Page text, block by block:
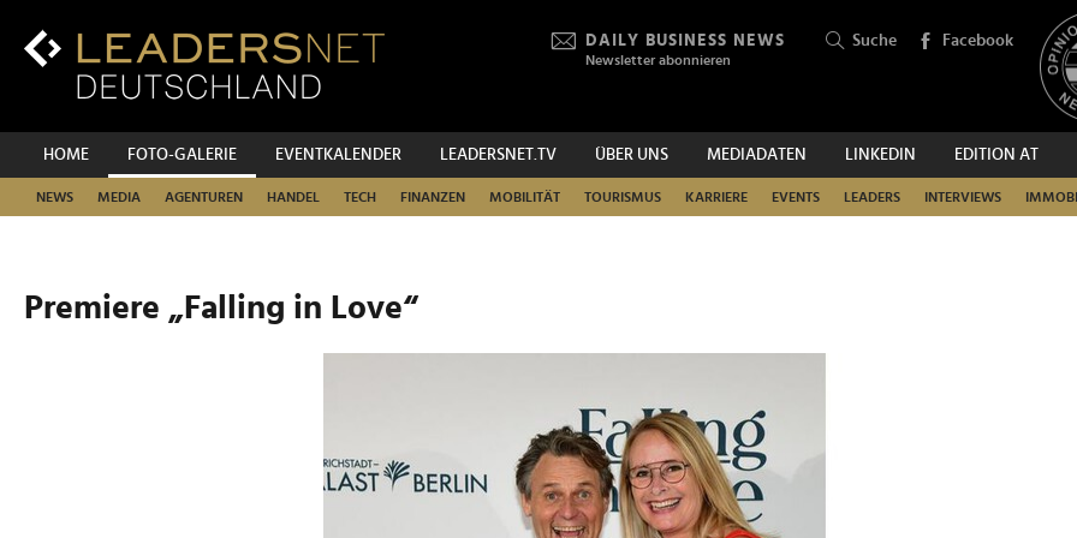
Inhalt
Hauptnavigation
DAILY BUSINESS NEWS
Newsletter abonnieren
Suche Facebook
HOME FOTO-GALERIE EVENTKALENDER LEADERSNET.TV ÜBER UNS MEDIADATEN LINKEDIN EDITION AT
NEWS MEDIA AGENTUREN HANDEL TECH FINANZEN MOBILITÄT TOURISMUS KARRIERE EVENTS LEADERS INTERVIEWS
SUCHEN
Premiere „Falling in Love“